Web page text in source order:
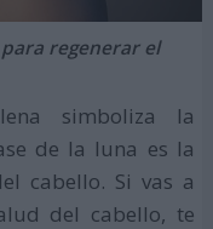
regenerar el
simboliza la
de la luna es la
cabello. Si vas a
del cabello, te